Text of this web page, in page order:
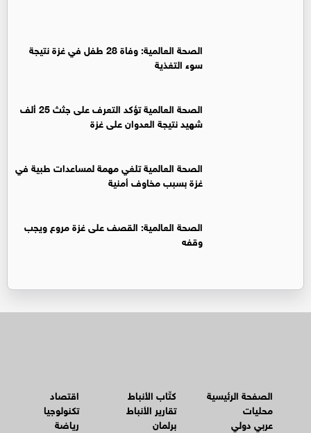
الصحة العالمية: وفاة 28 طفل في غزة نتيجة
سوء التغذية
الصحة العالمية تؤكد التعرف على جثث 25 ألف
شهيد نتيجة العدوان على غزة
الصحة العالمية تلغي مهمة لمساعدات طبية في
غزة بسبب مخاوف أمنية
الصحة العالمية: القصف على غزة مروع ويجب
وقفه
الصفحة الرئيسية
محليات
عربي دولي
كتّاب الأنباط
تقارير الأنباط
برلمان
اقتصاد
تكنولوجيا
رياضة